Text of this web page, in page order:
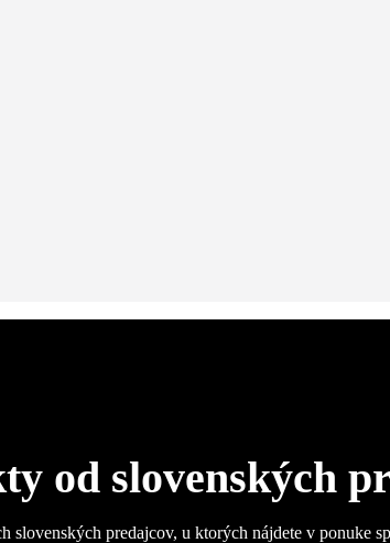
od slovenských
slovenských predajcov, u ktorých nájdete v ponuke